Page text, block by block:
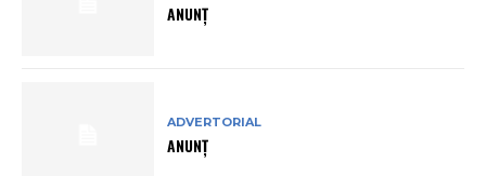
ANUNȚ
ADVERTORIAL
ANUNȚ